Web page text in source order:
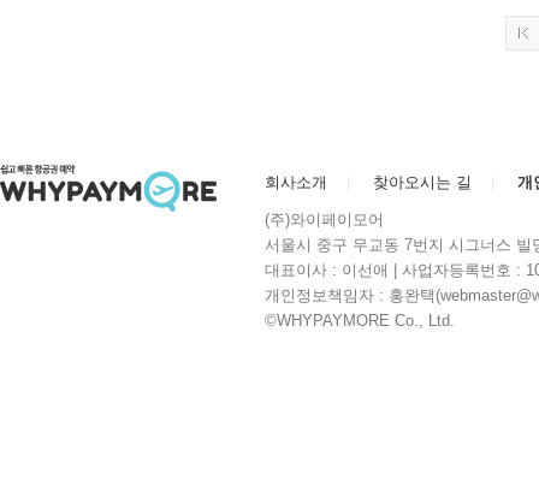
회사소개 찾아오시는 길 개
(주)와이페이모어
서울시 중구 무교동 7번지 시그너스 빌
대표이사 : 이선애 | 사업자등록번호 :
개인정보책임자 : 홍완택
©WHYPAYMORE Co., Ltd.